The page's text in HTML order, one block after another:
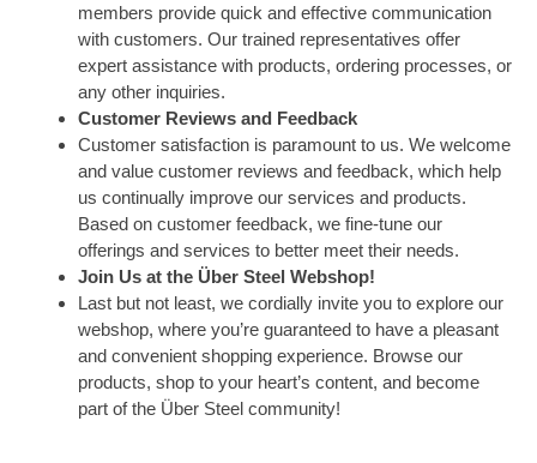
members provide quick and effective communication
with customers. Our trained representatives offer
expert assistance with products, ordering processes, or
any other inquiries.
Customer Reviews and Feedback
Customer satisfaction is paramount to us. We welcome
and value customer reviews and feedback, which help
us continually improve our services and products.
Based on customer feedback, we fine-tune our
offerings and services to better meet their needs.
Join Us at the Über Steel Webshop!
Last but not least, we cordially invite you to explore our
webshop, where you’re guaranteed to have a pleasant
and convenient shopping experience. Browse our
products, shop to your heart’s content, and become
part of the Über Steel community!